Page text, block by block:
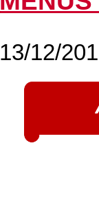
13/12/